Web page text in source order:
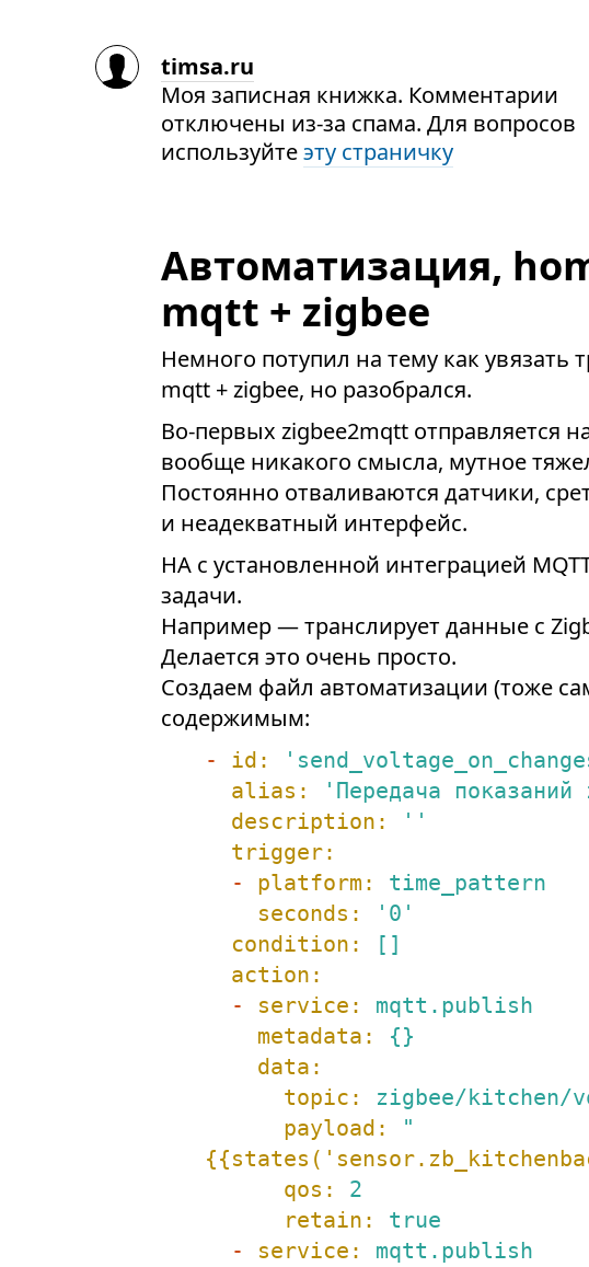
timsa.ru
Моя записная книжка. Комментарии
отключены из-за спама. Для вопросов
используйтеэту страничку
Автоматизация,
mqtt + zigbee
Немного потупил на тему как увязать
mqtt + zigbee, но разобрался.
Во-первых zigbee2mqtt отправляется
вообще никакого смысла, мутное
Постоянно отваливаются датчики,
и неадекватный интерфейс.
HA с установленной интеграцией
задачи.
Например — транслирует данные с
Делается это очень просто.
Создаем файл автоматизации (тоже
содержимым:
- id:
alias:
'Передача
description:
''
trigger:
-
platform:
time_pattern
seconds:
'0'
condition:
[]
action:
-
service:
mqtt.publish
metadata:
{}
data:
topic:
zigbee/kitchen/
payload:
"
qos:
2
retain:
true
-
service:
mqtt.publish